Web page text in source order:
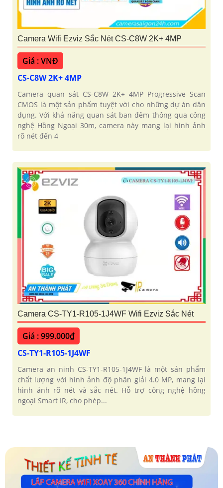
Camera Wifi Ezviz Sắc Nét CS-C8W 2K+ 4MP
Giá : VNĐ
CS-C8W 2K+ 4MP
Camera quan sát CS-C8W 2K+ 4MP Progressive Scan
CMOS là một sản phẩm tuyệt vời cho những dự án dân
dụng. Với khả năng quan sát ban đêm thông qua công
nghệ Hồng Ngoại 30m, camera này mang lại hình ảnh
rõ nét đến 4
Camera CS-TY1-R105-1J4WF Wifi Ezviz Sắc Nét
Giá : 999.000₫
CS-TY1-R105-1J4WF
Camera an ninh CS-TY1-R105-1J4WF là một sản phẩm
chất lượng với hình ảnh độ phân giải 4.0 MP, mang lại
hình ảnh rõ nét và sắc nét. Hỗ trợ công nghệ hồng
ngoại Smart IR, cho phép...